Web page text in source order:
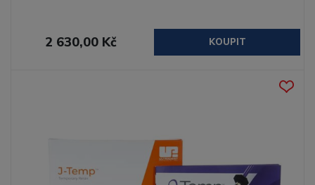
2 630,00 Kč KOUPIT